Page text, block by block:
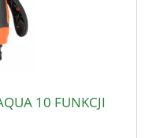
10 FUNKCJI